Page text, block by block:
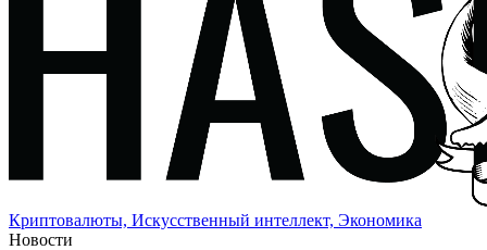
Криптовалюты, Искусственный интеллект, Экономика
Новости